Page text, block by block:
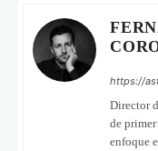
https://
Director
de
enfoque